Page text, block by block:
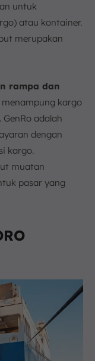
untuk
atau kontainer.
merupakan
rampa dan
kargo
GenRo adalah
dengan
kargo.
muatan
pasar yang